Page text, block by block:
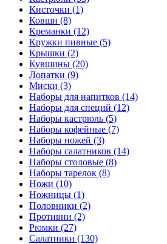
Кисточки (1)
Ковши (8)
Креманки (12)
Кружки пивные (5)
Крышки (2)
Кувшины (20)
Лопатки (9)
Миски (3)
Наборы для напитков (14)
Наборы для специй (12)
Наборы кастрюль (5)
Наборы кофейные (7)
Наборы ножей (3)
Наборы салатников (14)
Наборы столовые (8)
Наборы тарелок (8)
Ножи (10)
Ножницы (1)
Половники (2)
Противни (2)
Рюмки (27)
Салатники (130)